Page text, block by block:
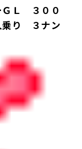
ＧＬ ３００
乗り ３ナン